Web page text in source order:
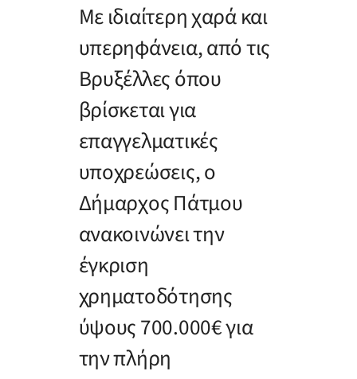
Με ιδιαίτερη χαρά και
υπερηφάνεια, από τις
Βρυξέλλες όπου
βρίσκεται για
επαγγελματικές
υποχρεώσεις, ο
Δήμαρχος Πάτμου
ανακοινώνει την
έγκριση
χρηματοδότησης
ύψους 700.000€ για
την πλήρη